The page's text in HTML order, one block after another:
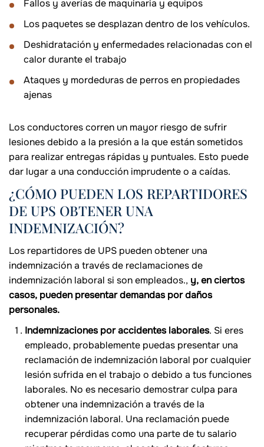
Fallos y averías de maquinaria y equipos
Los paquetes se desplazan dentro de los vehículos.
Deshidratación y enfermedades relacionadas con el
calor durante el trabajo
Ataques y mordeduras de perros en propiedades
ajenas
Los conductores corren un mayor riesgo de sufrir
lesiones debido a la presión a la que están sometidos
para realizar entregas rápidas y puntuales. Esto puede
dar lugar a una conducción imprudente o a caídas.
¿CÓMO PUEDEN LOS REPARTIDORES
DE UPS OBTENER UNA
INDEMNIZACIÓN?
Los repartidores de UPS pueden obtener una
indemnización a través de reclamaciones de
indemnización laboral si son empleados., y, en ciertos
casos, pueden presentar demandas por daños
personales.
Indemnizaciones por accidentes laborales. Si eres
empleado, probablemente puedas presentar una
reclamación de indemnización laboral por cualquier
lesión sufrida en el trabajo o debido a tus funciones
laborales. No es necesario demostrar culpa para
obtener una indemnización a través de la
indemnización laboral. Una reclamación puede
recuperar pérdidas como una parte de tu salario